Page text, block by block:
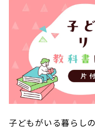
子どもがいる暮らし